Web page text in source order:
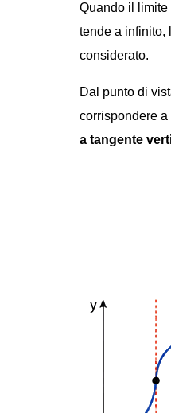
Quando il
tende a infinito,
considerato.
Dal punto di
corrispondere a
a tangente